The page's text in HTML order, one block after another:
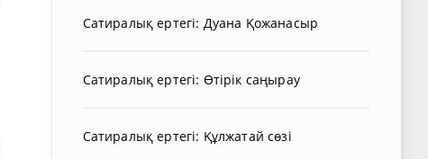
Сатиралық ертегі: Дуана Қожанасыр
Сатиралық ертегі: Өтірік саңырау
Сатиралық ертегі: Құлжатай сөзі